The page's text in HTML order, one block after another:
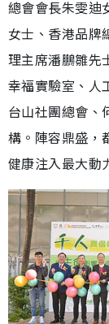
總會會長朱雯迪
女士、香港品牌
理主席潘鵬雛先
幸福實驗室、
台山社團總會、
構。陣容鼎盛，
健康注入最大動